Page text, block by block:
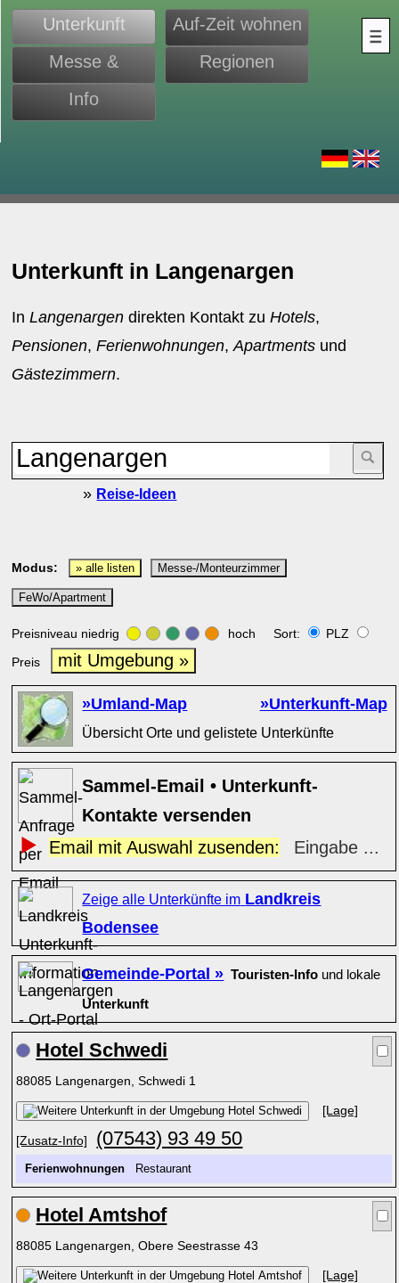
Unterkunft
Auf-Zeit wohnen
Messe &
Monteure
Regionen
Info
Unterkunft in Langenargen
InLangenargen direkten Kontakt zuHotels,
Pensionen,Ferienwohnungen,Apartments und
Gästezimmern.
» Reise-Ideen
Modus: » alle listen Messe-/Monteurzimmer
FeWo/Apartment
Preisniveau niedrig hoch Sort:
PLZ
Preis
mit Umgebung »
»Umland-Map »Unterkunft-Map
Übersicht Orte und gelistete Unterkünfte
Sammel-Email • Unterkunft-
Kontakte versenden
Email mit Auswahl zusenden:
Eingabe ...
Zeige alle Unterkünfte im Landkreis
Bodensee
Gemeinde-Portal » Touristen-Info und lokale
Unterkunft
Hotel Schwedi
88085 Langenargen, Schwedi 1
[Lage]
[Zusatz-Info] (07543) 93 49 50
Ferienwohnungen Restaurant
Hotel Amtshof
88085 Langenargen, Obere Seestrasse 43
[Lage]